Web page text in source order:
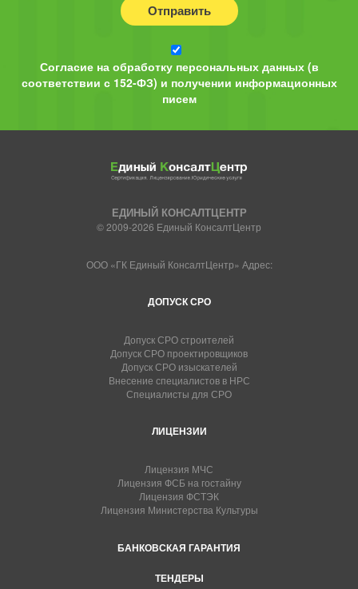
Отправить
Согласие на обработку персональных данных (в
соответствии с 152-ФЗ) и получении информационных
писем
ЕДИНЫЙ КОНСАЛТЦЕНТР
© 2009-2026 Единый КонсалтЦентр
ООО «ГК Единый КонсалтЦентр» Адрес:
ДОПУСК СРО
Допуск СРО строителей
Допуск СРО проектировщиков
Допуск СРО изыскателей
Внесение специалистов в НРС
Специалисты для СРО
ЛИЦЕНЗИИ
Лицензия МЧС
Лицензия ФСБ на гостайну
Лицензия ФСТЭК
Лицензия Министерства Культуры
БАНКОВСКАЯ ГАРАНТИЯ
ТЕНДЕРЫ